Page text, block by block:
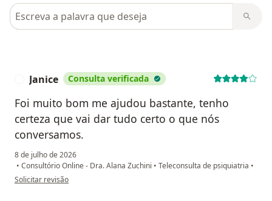
Pesquisar em opiniões
Janice Consulta verificada
Foi muito bom me ajudou bastante, tenho
certeza que vai dar tudo certo o que nós
conversamos.
8 de julho de 2026
• Consultório Online - Dra. Alana Zuchini • Teleconsulta de psiquiatria •
na opinião do utilizador Janice
Solicitar revisão